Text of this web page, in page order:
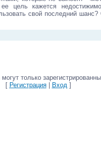
цель кажется
свой последний
только
[ Регистрация| Вход]